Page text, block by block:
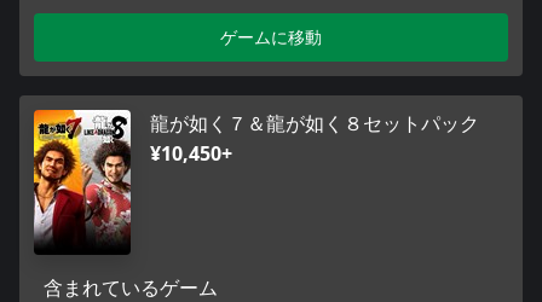
ゲームに移動
龍が如く７＆龍が如く８セットパック
¥10,450+
含まれているゲーム